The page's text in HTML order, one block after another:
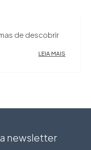
de descobrir
LEIA MAIS
newsletter